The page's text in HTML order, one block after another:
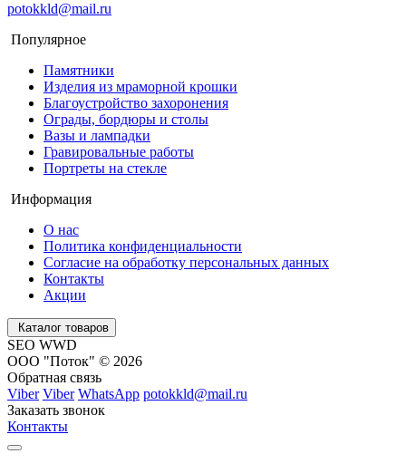
potokkld@mail.ru
Популярное
Памятники
Изделия из мраморной крошки
Благоустройство захоронения
Ограды, бордюры и столы
Вазы и лампадки
Гравировальные работы
Портреты на стекле
Информация
О нас
Политика конфиденциальности
Согласие на обработку персональных данных
Контакты
Акции
Каталог товаров
SEO WWD
ООО "Поток" © 2026
Обратная связь
Viber Viber WhatsApp potokkld@mail.ru
Заказать звонок
Контакты